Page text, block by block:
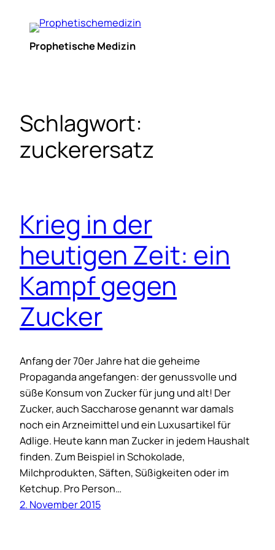
Inhalt
springenProphetische Medizin
Schlagwort:
zuckerersatz
Krieg in der
heutigen Zeit: ein
Kampf gegen
Zucker
Anfang der 70er Jahre hat die geheime
Propaganda angefangen: der genussvolle und
süße Konsum von Zucker für jung und alt! Der
Zucker, auch Saccharose genannt war damals
noch ein Arzneimittel und ein Luxusartikel für
Adlige. Heute kann man Zucker in jedem Haushalt
finden. Zum Beispiel in Schokolade,
Milchprodukten, Säften, Süßigkeiten oder im
Ketchup. Pro Person…
2. November 2015